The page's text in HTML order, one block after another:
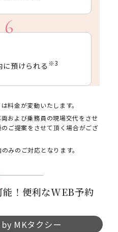
預けられる ※3
料金が変動いたします。
および乗務員の現場交代をさせ
ご提案をさせて頂く場合がござ
みのご対応となります。
能！便利なWEB予約
MKタクシー